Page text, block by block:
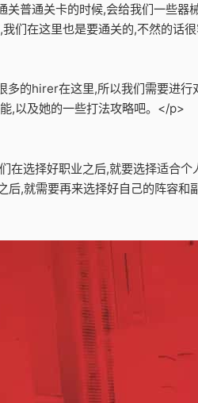
关普通关卡的时候,会给我们一些器
们在这里也是要通关的,不然的话
多的hirer在这里,所以我们需要进
,以及她的一些打法攻略吧。</p>
在选择好职业之后,就要选择适合
后,就需要再来选择好自己的阵容和